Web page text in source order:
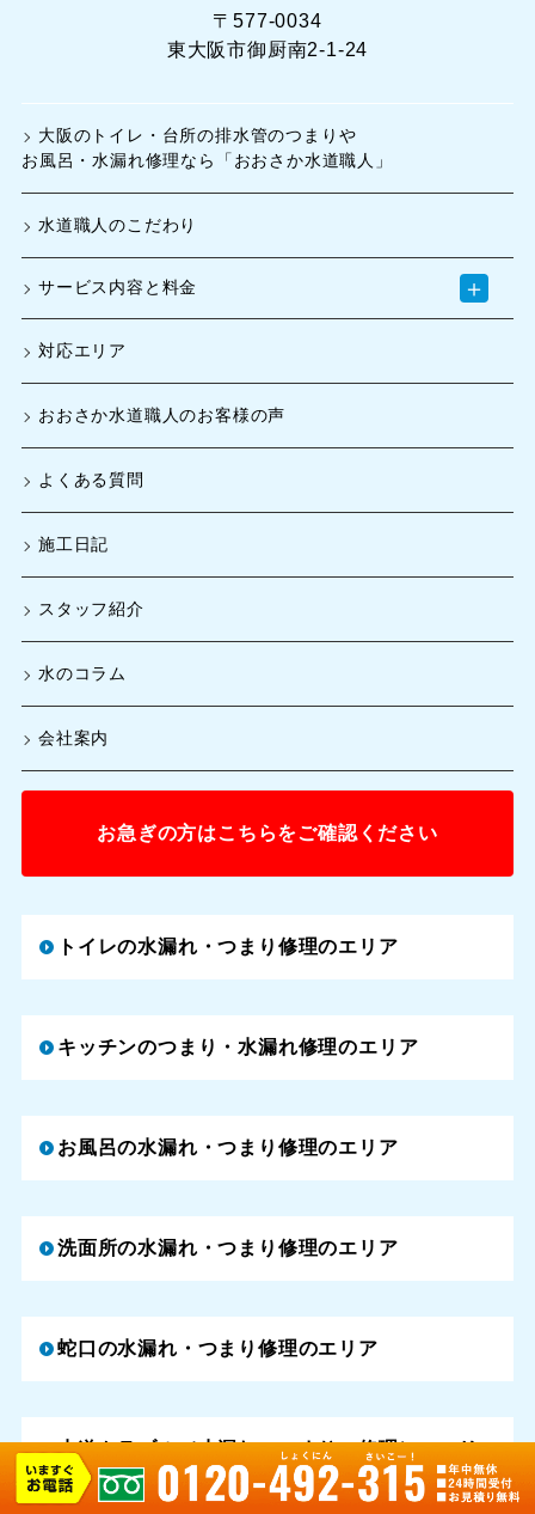
〒577-0034
東大阪市御厨南2-1-24
大阪のトイレ・台所の排水管のつまりや
お風呂・水漏れ修理なら「おおさか水道職人」
水道職人のこだわり
サービス内容と料金 ＋
対応エリア
おおさか水道職人のお客様の声
よくある質問
施工日記
スタッフ紹介
水のコラム
会社案内
お急ぎの方はこちらをご確認ください
トイレの水漏れ・つまり修理のエリア
キッチンのつまり・水漏れ修理のエリア
お風呂の水漏れ・つまり修理のエリア
洗面所の水漏れ・つまり修理のエリア
蛇口の水漏れ・つまり修理のエリア
水道トラブル（水漏れ・つまり・修理）のエリ
ア